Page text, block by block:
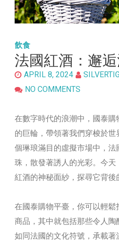
飲食
法國紅酒：邂
APRIL 8, 2024
NO COMMENTS
在數字時代的浪潮中，國泰
的巨輪，帶領著我們穿梭於
個琳琅滿目的虛擬市場中，
珠，散發著誘人的光彩。今
紅酒的神秘面紗，探尋它背後
在國泰購物平臺，你可以輕
商品，其中就包括那些令人
如同法國的文化符號，承載